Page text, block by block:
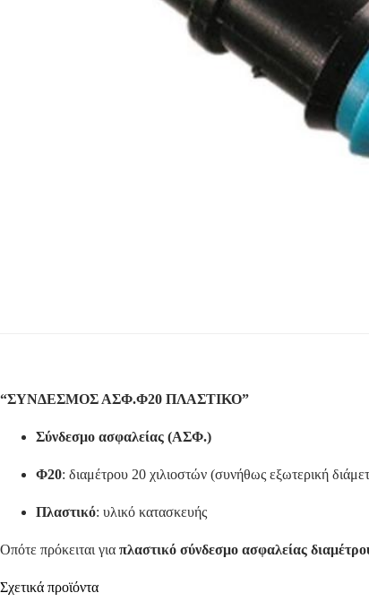
“ΣΥΝΔΕΣΜΟΣ ΑΣΦ.Φ20 ΠΛΑΣΤΙΚΟ”
Σύνδεσμο ασφαλείας (ΑΣΦ.)
Φ20: διαμέτρου 20 χιλιοστών (συνήθως εξωτερική
Πλαστικό: υλικό κατασκευής
Οπότε πρόκειται για πλαστικό σύνδεσμο ασφαλείας
Σχετικά προϊόντα